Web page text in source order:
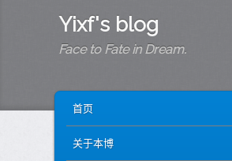
Yixf's blog
Face to Fate in Dream.
SKIP TO PRIMARY CONTENT
SKIP TO SECONDARY CONTENT
首页
关于本博